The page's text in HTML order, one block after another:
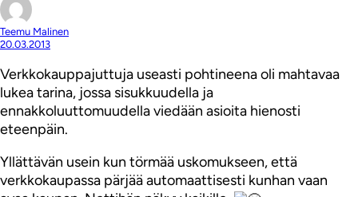
Teemu Malinen
20.03.2013
Verkkokauppajuttuja useasti pohtineena oli mahtavaa
lukea tarina, jossa sisukkuudella ja
ennakkoluuttomuudella viedään asioita hienosti
eteenpäin.
Yllättävän usein kun törmää uskomukseen, että
verkkokaupassa pärjää automaattisesti kunhan vaan